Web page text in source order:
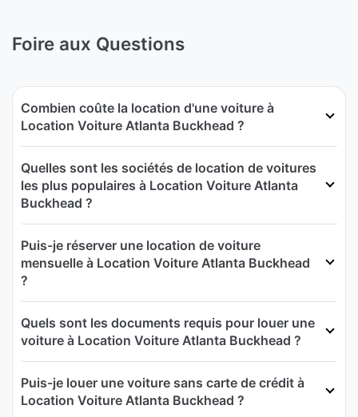
Foire aux Questions
Combien coûte la location d'une voiture à
Location Voiture Atlanta Buckhead ?
Quelles sont les sociétés de location de voitures
les plus populaires à Location Voiture Atlanta
Buckhead ?
Puis-je réserver une location de voiture
mensuelle à Location Voiture Atlanta Buckhead
?
Quels sont les documents requis pour louer une
voiture à Location Voiture Atlanta Buckhead ?
Puis-je louer une voiture sans carte de crédit à
Location Voiture Atlanta Buckhead ?